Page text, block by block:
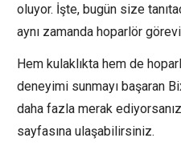
oluyor. İşte, bugün size
aynı zamanda hoparlör
Hem kulaklıkta hem de
deneyimi sunmayı başaran
daha fazla merak
sayfasına ulaşabilirsiniz.